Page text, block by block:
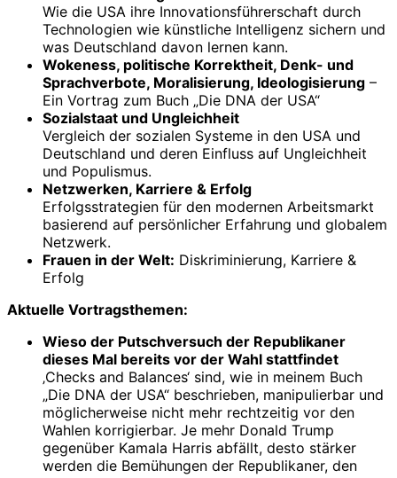
Wie die USA ihre Innovationsführerschaft durch
Technologien wie künstliche Intelligenz sichern und
was Deutschland davon lernen kann.
Wokeness, politische Korrektheit, Denk- und
Sprachverbote, Moralisierung, Ideologisierung –
Ein Vortrag zum Buch „Die DNA der USA“
Sozialstaat und Ungleichheit
Vergleich der sozialen Systeme in den USA und
Deutschland und deren Einfluss auf Ungleichheit
und Populismus.
Netzwerken, Karriere & Erfolg
Erfolgsstrategien für den modernen Arbeitsmarkt
basierend auf persönlicher Erfahrung und globalem
Netzwerk.
Frauen in der Welt: Diskriminierung, Karriere &
Erfolg
Aktuelle Vortragsthemen:
Wieso der Putschversuch der Republikaner
dieses Mal bereits vor der Wahl stattfindet
‚Checks and Balances‘ sind, wie in meinem Buch
„Die DNA der USA“ beschrieben, manipulierbar und
möglicherweise nicht mehr rechtzeitig vor den
Wahlen korrigierbar. Je mehr Donald Trump
gegenüber Kamala Harris abfällt, desto stärker
werden die Bemühungen der Republikaner, den